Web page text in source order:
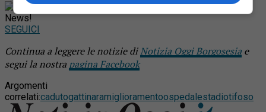
Rimani aggiornato seguendoci su Google
News!
SEGUICI
Continua a leggere le notizie diNotizia Oggi Borgosesia e
segui la nostra pagina Facebook
Argomenti
correlati:cadutogattinaramiglioramentoospedalestadiotifoso